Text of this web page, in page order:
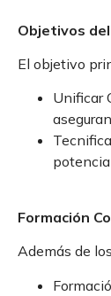
Objetivos
El objetivo
Unificar
Formación
Además de